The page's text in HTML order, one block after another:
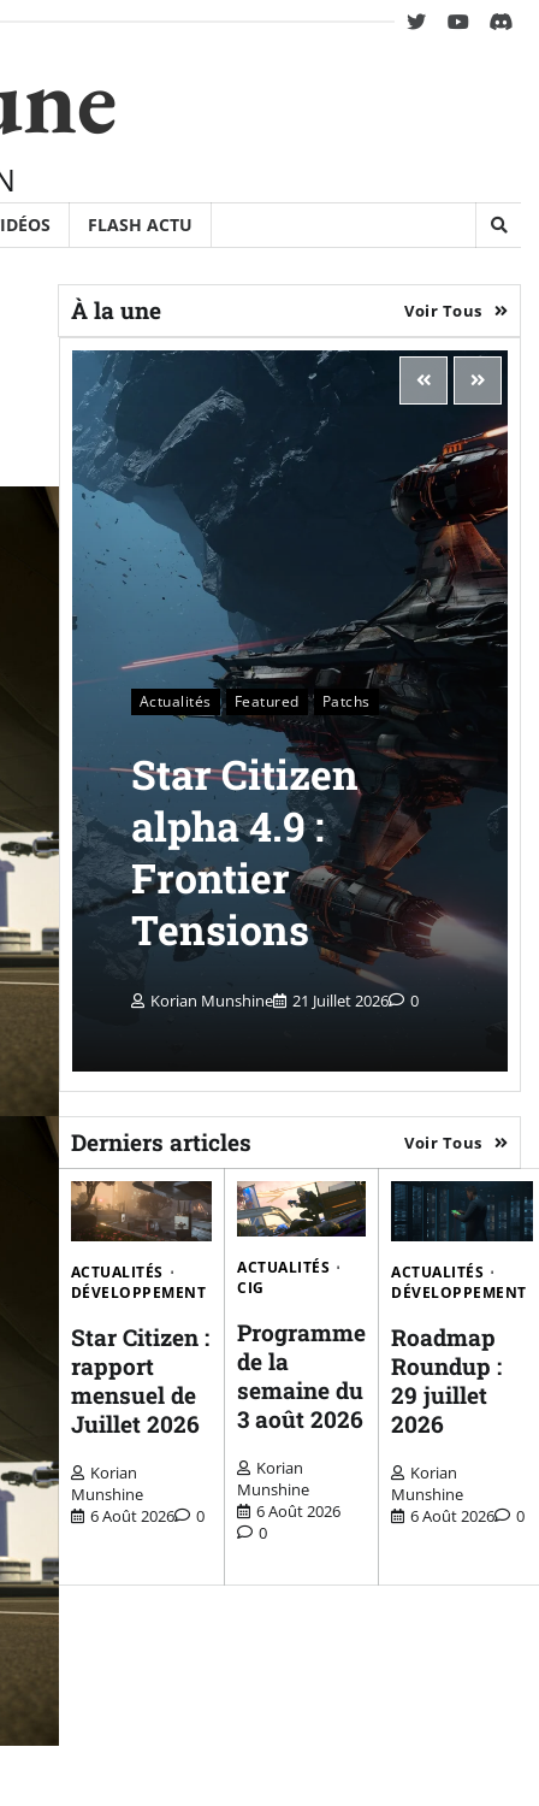
twitteryoutube
FLASH ACTU
À la une Voir Tous
Actualités Featured Patchs
Star Citizen
alpha 4.9 :
Frontier
Tensions
Korian Munshine 21 Juillet 2026 0
Derniers articles Voir Tous
ACTUALITÉS
DÉVELOPPEMENT
Star Citizen :
rapport
mensuel de
Juillet 2026
Korian
Munshine
6 Août 2026
0
ACTUALITÉS
CIG
Programme
de la
semaine du
3 août 2026
Korian
Munshine
6 Août 2026
0
ACTUALITÉS
DÉVELOPPEMENT
Roadmap
Roundup :
29 juillet
2026
Korian
Munshine
6 Août 2026
0